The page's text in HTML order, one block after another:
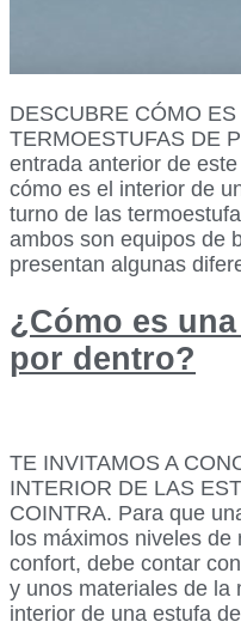
DESCUBRE CÓMO
TERMOESTUFAS DE
entrada anterior de
cómo es el interior de
turno de las
ambos son equipos de
presentan algunas
¿Cómo es
por dentro?
TE INVITAMOS A
INTERIOR DE LAS
COINTRA. Para que
los máximos niveles
confort, debe contar
y unos materiales de la
interior de una estufa